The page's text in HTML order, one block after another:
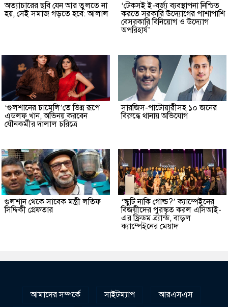
অত্যাচারের ছবি যেন আর তুলতে না
হয়, সেই সমাজ গড়তে হবে: আলাল
‘টেকসই ই-বর্জ্য ব্যবস্থাপনা নিশ্চিত
করতে সরকারি উদ্যোগের পাশাপাশি
বেসরকারি বিনিয়োগ ও উদ্যোগ
অপরিহার্য’
‘গুলশানের চামেলি’তে ভিন্ন রূপে
এডলফ খান, অভিনয় করবেন
যৌনকর্মীর দালাল চরিত্রে
সারজিস-পাটোয়ারীসহ ১০ জনের
বিরুদ্ধে থানায় অভিযোগ
গুলশান থেকে সাবেক মন্ত্রী লতিফ
সিদ্দিকী গ্রেফতার
‘স্কুটি নাকি গোল্ড?’ ক্যাম্পেইনের
বিজয়ীদের পুরস্কৃত করল এসিআই-
এর ফ্রিডম ব্র্যান্ড, বাড়ল
ক্যাম্পেইনের মেয়াদ
আমাদের সম্পর্কে সাইটম্যাপ
আরএসএস